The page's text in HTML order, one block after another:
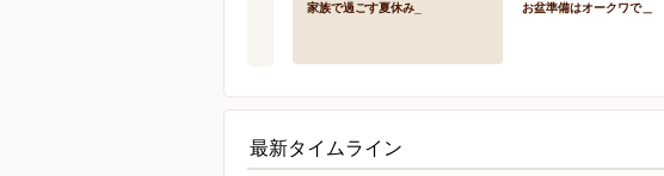
家族で過ごす夏休み_ お盆準備はオークワで＿
最新タイムライン